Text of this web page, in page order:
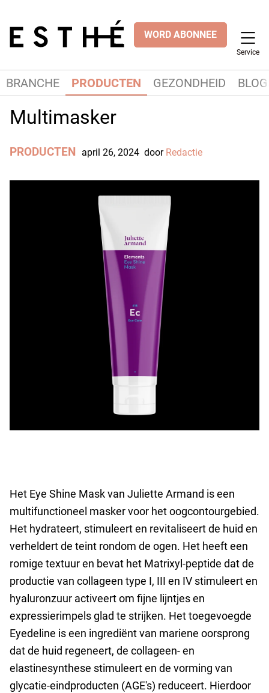
WORD ABONNEE
Service
BRANCHE PRODUCTEN GEZONDHEID
Multimasker
PRODUCTEN april 26, 2024 door Redactie
Het Eye Shine Mask van Juliette Armand is een
multifunctioneel masker voor het oogcontourgebied.
Het hydrateert, stimuleert en revitaliseert de huid en
verheldert de teint rondom de ogen. Het heeft een
romige textuur en bevat het Matrixyl-peptide dat de
productie van collageen type I, III en IV stimuleert en
hyaluronzuur activeert om fijne lijntjes en
expressierimpels glad te strijken. Het toegevoegde
Eyedeline is een ingrediënt van mariene oorsprong
dat de huid regeneert, de collageen- en
elastinesynthese stimuleert en de vorming van
glycatie-eindproducten (AGE's) reduceert. Hierdoor